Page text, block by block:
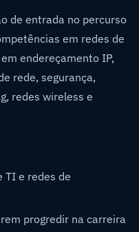
de entrada no percurso
em redes de
endereçamento IP,
rede, segurança,
redes wireless e
TI e redes de
progredir na carreira